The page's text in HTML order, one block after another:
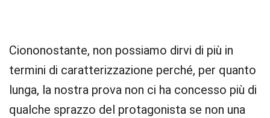
Ciononostante, non possiamo dirvi di più in
termini di caratterizzazione perché, per quanto
lunga, la nostra prova non ci ha concesso più di
qualche sprazzo del protagonista se non una